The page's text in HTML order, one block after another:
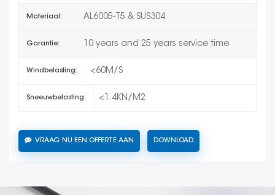
Materiaal: AL6005-T5 & SUS304
Garantie: 10 years and 25 years service time
Windbelasting: <60M/S
Sneeuwbelasting: <1.4KN/M2
VRAAG NU EEN OFFERTE AAN DOWNLOAD